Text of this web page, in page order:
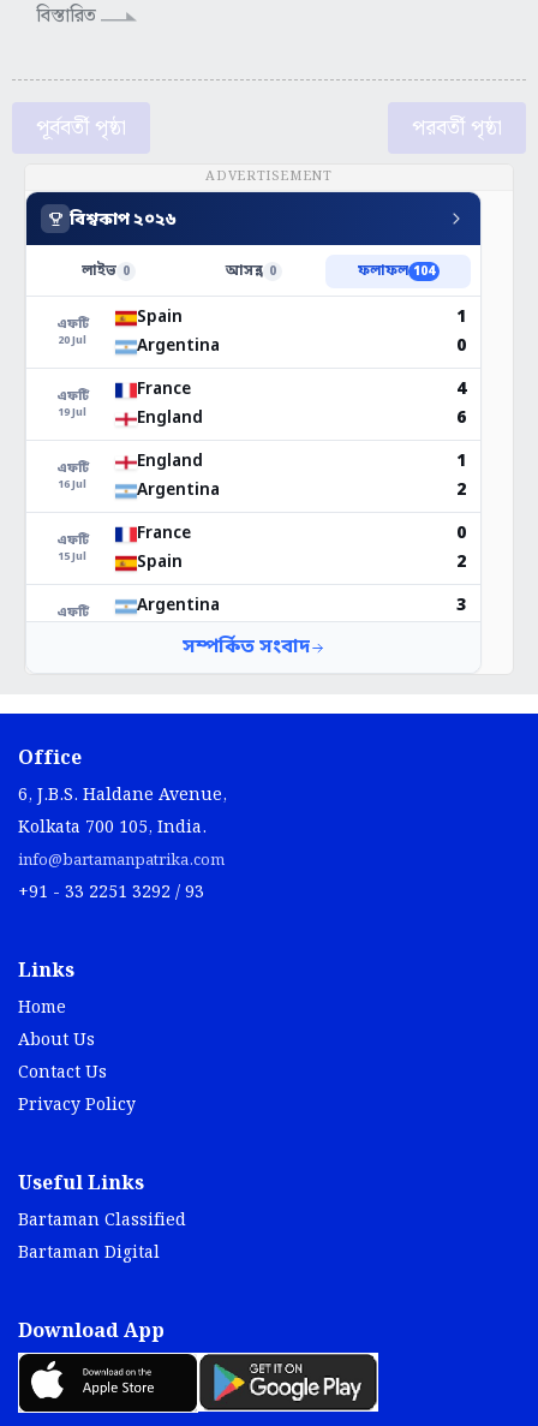
বিস্তারিত
পূর্ববর্তী পৃষ্ঠা পরবর্তী পৃষ্ঠা
ADVERTISEMENT
Office
6, J.B.S. Haldane Avenue,
Kolkata 700 105, India.
info@bartamanpatrika.com
+91 - 33 2251 3292 / 93
Links
Home
About Us
Contact Us
Privacy Policy
Useful Links
Bartaman Classified
Bartaman Digital
Download App